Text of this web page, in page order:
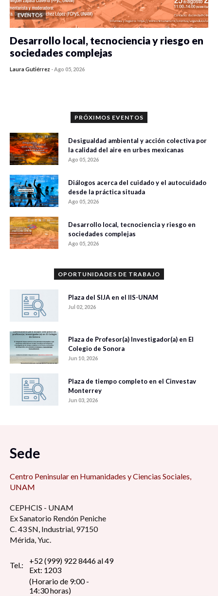
EVENTOS
Desarrollo local, tecnociencia y riesgo en
sociedades complejas
Laura Gutiérrez -Ago 05, 2026
PRÓXIMOS EVENTOS
Desigualdad ambiental y acción colectiva por
la calidad del aire en urbes mexicanas
Ago 05, 2026
Diálogos acerca del cuidado y el autocuidado
desde la práctica situada
Ago 05, 2026
Desarrollo local, tecnociencia y riesgo en
sociedades complejas
Ago 05, 2026
OPORTUNIDADES DE TRABAJO
Plaza del SIJA en el IIS-UNAM
Jul 02, 2026
Plaza de Profesor(a) Investigador(a) en El
Colegio de Sonora
Jun 10, 2026
Plaza de tiempo completo en el Cinvestav
Monterrey
Jun 03, 2026
Sede
Centro Peninsular en Humanidades y Ciencias Sociales,
UNAM
CEPHCIS - UNAM
Ex Sanatorio Rendón Peniche
C. 43 SN, Industrial, 97150
Mérida, Yuc.
Tel.:
+52 (999) 922 8446 al 49
Ext: 1203
(Horario de 9:00 -
14:30 horas)